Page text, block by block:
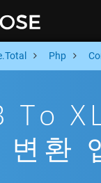
Php
To
환